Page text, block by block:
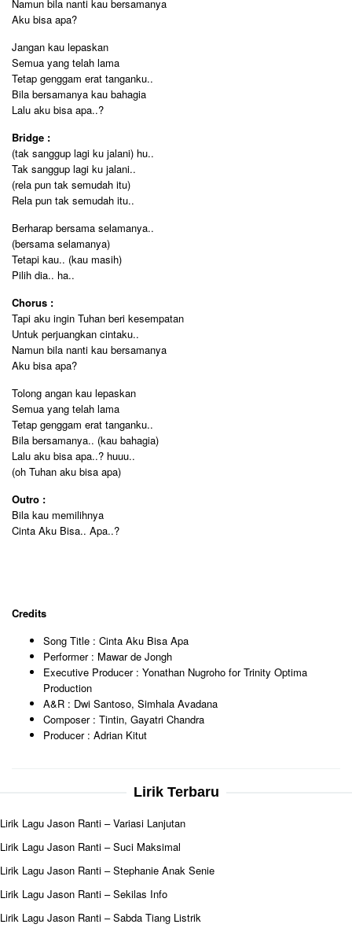
Namun bila nanti kau bersamanya
Aku bisa apa?
Jangan kau lepaskan
Semua yang telah lama
Tetap genggam erat tanganku..
Bila bersamanya kau bahagia
Lalu aku bisa apa..?
Bridge :
(tak sanggup lagi ku jalani) hu..
Tak sanggup lagi ku jalani..
(rela pun tak semudah itu)
Rela pun tak semudah itu..
Berharap bersama selamanya..
(bersama selamanya)
Tetapi kau.. (kau masih)
Pilih dia.. ha..
Chorus :
Tapi aku ingin Tuhan beri kesempatan
Untuk perjuangkan cintaku..
Namun bila nanti kau bersamanya
Aku bisa apa?
Tolong angan kau lepaskan
Semua yang telah lama
Tetap genggam erat tanganku..
Bila bersamanya.. (kau bahagia)
Lalu aku bisa apa..? huuu..
(oh Tuhan aku bisa apa)
Outro :
Bila kau memilihnya
Cinta Aku Bisa.. Apa..?
Credits
Song Title : Cinta Aku Bisa Apa
Performer : Mawar de Jongh
Executive Producer : Yonathan Nugroho for Trinity Optima
Production
A&R : Dwi Santoso, Simhala Avadana
Composer : Tintin, Gayatri Chandra
Producer : Adrian Kitut
Lirik Terbaru
Lirik Lagu Jason Ranti – Variasi Lanjutan
Lirik Lagu Jason Ranti – Suci Maksimal
Lirik Lagu Jason Ranti – Stephanie Anak Senie
Lirik Lagu Jason Ranti – Sekilas Info
Lirik Lagu Jason Ranti – Sabda Tiang Listrik